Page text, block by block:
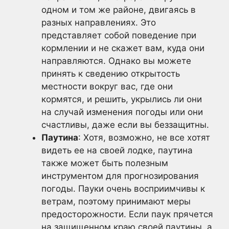
одном и том же районе, двигаясь в
разных направлениях. Это
представляет собой поведение при
кормлении и не скажет вам, куда они
направляются. Однако вы можете
принять к сведению открытость
местности вокруг вас, где они
кормятся, и решить, укрылись ли они
на случай изменения погоды или они
счастливы, даже если вы беззащитны.
Паутина: Хотя, возможно, не все хотят
видеть ее на своей лодке, паутина
также может быть полезным
инструментом для прогнозирования
погоды. Пауки очень восприимчивы к
ветрам, поэтому принимают меры
предосторожности. Если паук прячется
на защищенном краю своей паутины, а